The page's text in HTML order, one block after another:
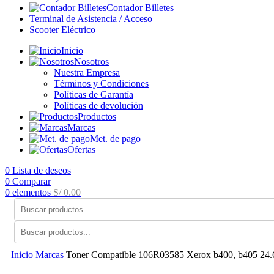
Contador Billetes
Terminal de Asistencia / Acceso
Scooter Eléctrico
Inicio
Nosotros
Nuestra Empresa
Términos y Condiciones
Políticas de Garantía
Políticas de devolución
Productos
Marcas
Met. de pago
Ofertas
0 Lista de deseos
0 Comparar
0 elementos S/0.00
Inicio Marcas Toner Compatible 106R03585 Xerox b400, b405